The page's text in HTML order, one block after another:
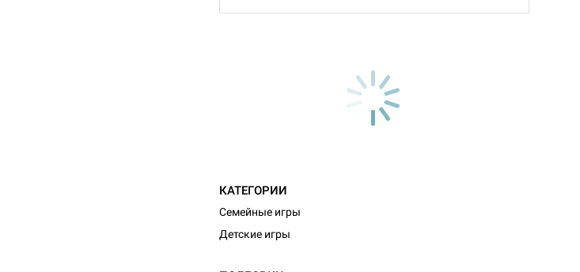
КАТЕГОРИИ
Семейные игры
Детские игры